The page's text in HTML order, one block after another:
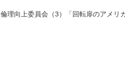
倫理向上委員会（3）「回転扉のアメリ